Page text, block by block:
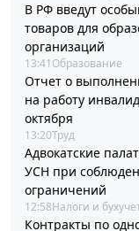
В РФ введут
товаров для
организаций
13:41 Образование
Отчет о
на работу
октября
13:20Труд
Адвокатские
УСН при
ограничений
12:58Налоги и
Контракты по